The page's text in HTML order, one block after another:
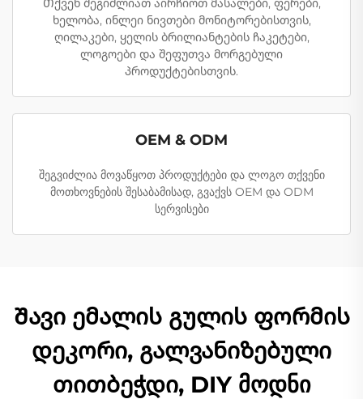
Თქვენ შეგიძლიათ აირჩიოთ მასალები, ფერები,
ხელობა, ინლეი ნივთები მონიტორებისთვის,
ღილაკები, ყელის ბრილიანტების ჩაკეტები,
ლოგოები და შეფუთვა მორგებული
პროდუქტებისთვის.
OEM & ODM
შეგვიძლია მოვაწყოთ პროდუქტები და ლოგო თქვენი
მოთხოვნების შესაბამისად, გვაქვს OEM და ODM
სერვისები
Შავი ემალის გულის ფორმის
დეკორი, გალვანიზებული
თითბეჭდი, DIY მოდნი